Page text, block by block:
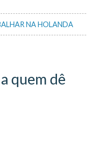
NA HOLANDA
quem dê